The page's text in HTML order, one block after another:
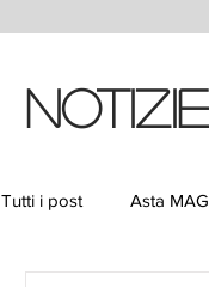
Notizie
Tutti i post Asta MAG